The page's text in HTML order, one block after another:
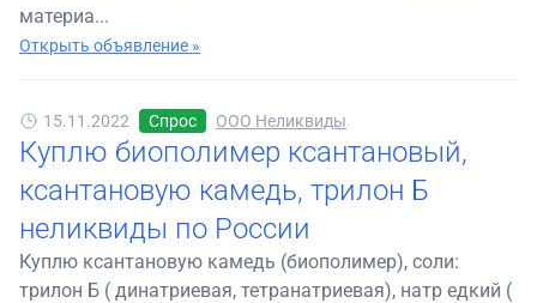
материа...
Открыть объявление »
15.11.2022 Спрос ООО Неликвиды
Куплю биополимер ксантановый,
ксантановую камедь, трилон Б
неликвиды по России
Куплю ксантановую камедь (биополимер), соли:
трилон Б ( динатриевая, тетранатриевая), натр едкий (